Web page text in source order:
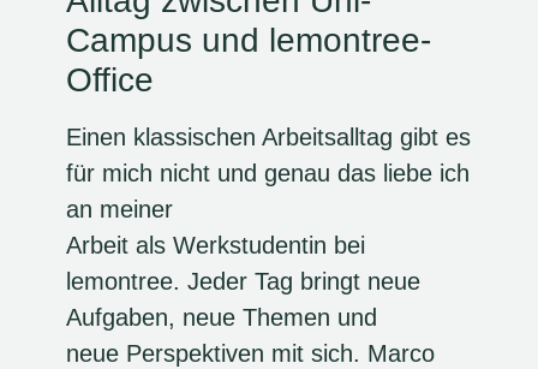
Campus und lemontree-
Office
Einen klassischen Arbeitsalltag gibt es
für mich nicht und genau das liebe ich
an meiner
Arbeit als Werkstudentin bei
lemontree. Jeder Tag bringt neue
Aufgaben, neue Themen und
neue Perspektiven mit sich. Marco